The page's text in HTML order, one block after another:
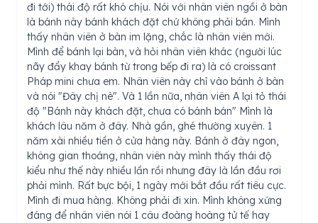
đi tới) thái độ rất khó chịu. Nói với nhân viên ngồi ở bàn
là bánh này bánh khách đặt chứ không phải bán. Mình
thấy nhân viên ở bàn im lặng, chắc là nhân viên mới.
Mình để bánh lại bàn, và hỏi nhân viên khác (người lúc
nãy đẩy khay bánh từ trong bếp đi ra) là có croissant
Pháp mini chưa em. Nhân viên này chỉ vào bánh ở bàn
và nói "Đây chị nè". Và 1 lần nữa, nhân viên A lại tỏ thái
độ "Bánh này khách đặt, chưa có bánh bán" Mình là
khách lâu năm ở đây. Nhà gần, ghé thường xuyên. 1
năm xài nhiều tiền ở cửa hàng này. Bánh ở đây ngon,
không gian thoáng, nhân viên này mình thấy thái độ
kiểu như thế này nhiều lần rồi nhưng đây là lần đầu rơi
phải mình. Rất bực bội, 1 ngày mới bắt đầu rất tiêu cực.
Mình đi mua hàng. Không phải đi xin. Mình không xứng
đáng để nhân viên nói 1 câu đoàng hoàng tử tế hay